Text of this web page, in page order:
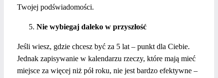
Twojej podświadomości.
Nie wybiegaj daleko w przyszłość
Jeśli wiesz, gdzie chcesz być za 5 lat – punkt dla Ciebie.
Jednak zapisywanie w kalendarzu rzeczy, które mają mieć
miejsce za więcej niż pół roku, nie jest bardzo efektywne –